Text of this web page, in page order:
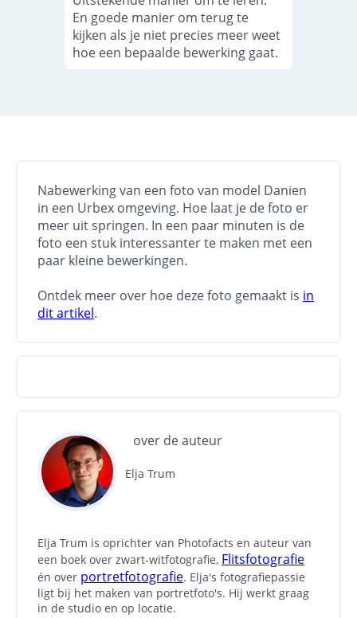
En goede manier om terug te
kijken als je niet precies meer weet
hoe een bepaalde bewerking gaat.
Nabewerking van een foto van model Danien
in een Urbex omgeving. Hoe laat je de foto er
meer uit springen. In een paar minuten is de
foto een stuk interessanter te maken met een
paar kleine bewerkingen.
Ontdek meer over hoe deze foto gemaakt is in
dit artikel.
over de auteur
Elja Trum
Elja Trum is oprichter van Photofacts en auteur van
een boek over zwart-witfotografie, Flitsfotografie
én over portretfotografie. Elja's fotografiepassie
ligt bij het maken van portretfoto's. Hij werkt graag
in de studio en op locatie.